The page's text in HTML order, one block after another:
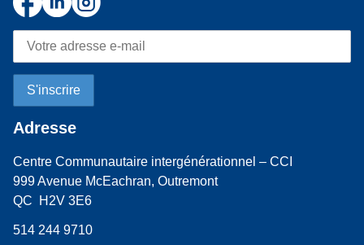
Adresse
Centre Communautaire intergénérationnel – CCI
999 Avenue McEachran, Outremont
QC H2V 3E6
514 244 9710